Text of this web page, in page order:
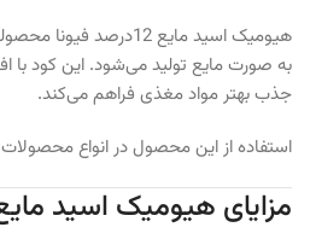
هیومیک اسید مایع
به صورت مایع تولید می‌شود. این کود با
جذب بهتر مواد مغذی فراهم می‌کند.
استفاده از این محصول در انواع
مزایای هیومیک اسید مایع 12درصد